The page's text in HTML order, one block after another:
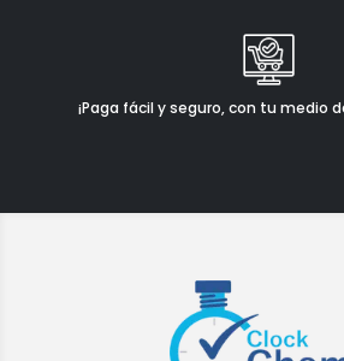
¡Paga fácil y seguro, con tu medio